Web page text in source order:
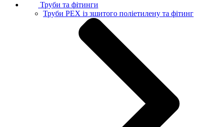
Труби та фітинги
Труби PEX із зшитого поліетилену та фітинг